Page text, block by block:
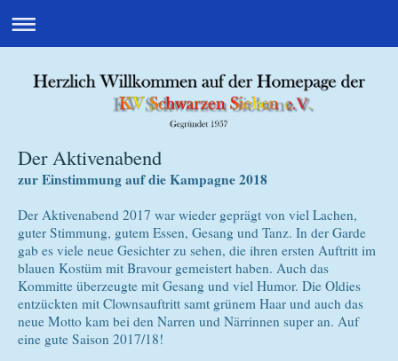
Der Aktivenabend
zur Einstimmung auf die Kampagne 2018
Der Aktivenabend 2017 war wieder geprägt von viel Lachen,
guter Stimmung, gutem Essen, Gesang und Tanz. In der Garde
gab es viele neue Gesichter zu sehen, die ihren ersten Auftritt im
blauen Kostüm mit Bravour gemeistert haben. Auch das
Kommitte überzeugte mit Gesang und viel Humor. Die Oldies
entzückten mit Clownsauftritt samt grünem Haar und auch das
neue Motto kam bei den Narren und Närrinnen super an. Auf
eine gute Saison 2017/18!